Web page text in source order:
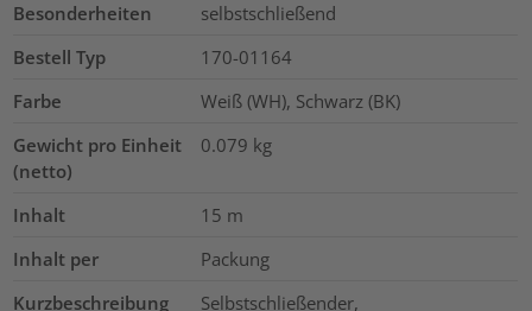
Besonderheiten
selbstschließend
Bestell Typ
170-01164
Farbe
Weiß (WH), Schwarz (BK)
Gewicht pro Einheit
(netto)
0.079 kg
Inhalt 15 m
Inhalt per
Packung
Kurzbeschreibung
Selbstschließender,